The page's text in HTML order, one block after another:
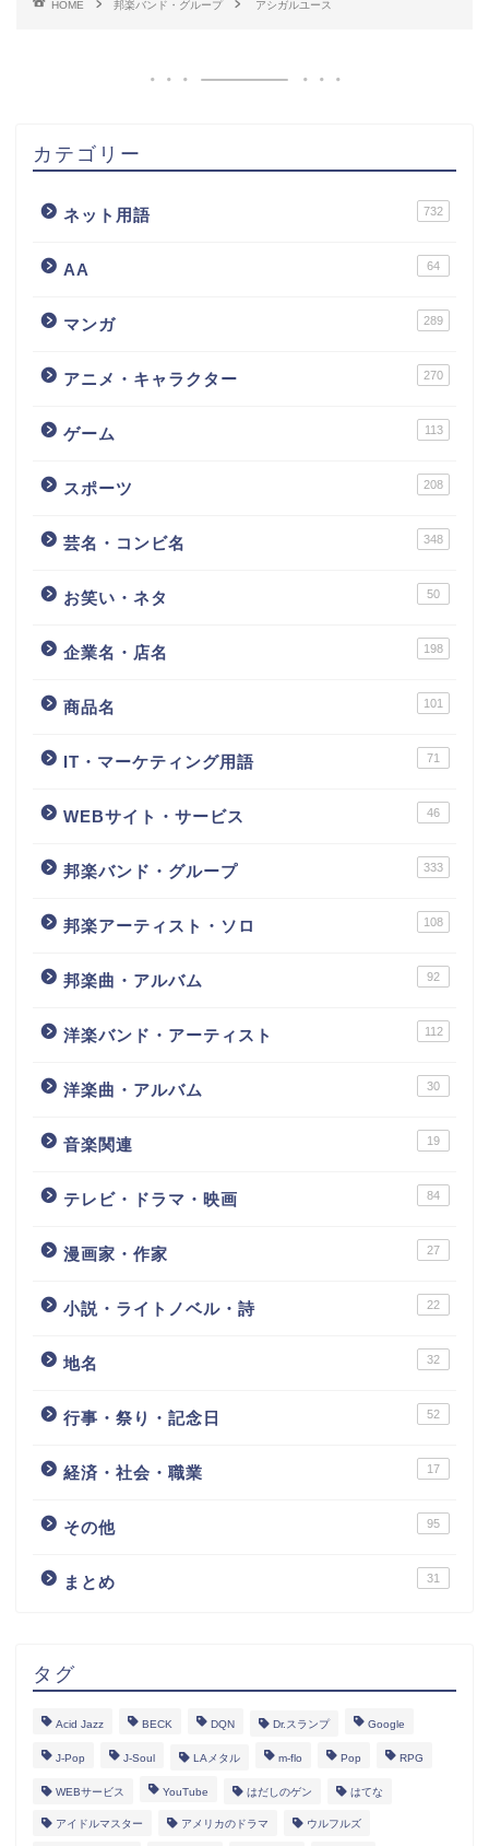
HOME 邦楽バンド・グループ アシガルユース
カテゴリー
ネット用語 732
AA 64
マンガ 289
アニメ・キャラクター 270
ゲーム 113
スポーツ 208
芸名・コンビ名 348
お笑い・ネタ 50
企業名・店名 198
商品名 101
IT・マーケティング用語 71
WEBサイト・サービス 46
邦楽バンド・グループ 333
邦楽アーティスト・ソロ 108
邦楽曲・アルバム 92
洋楽バンド・アーティスト 112
洋楽曲・アルバム 30
音楽関連 19
テレビ・ドラマ・映画 84
漫画家・作家 27
小説・ライトノベル・詩 22
地名 32
行事・祭り・記念日 52
経済・社会・職業 17
その他 95
まとめ 31
タグ
Acid Jazz BECK DQN Dr.スランプ Google
J-Pop J-Soul LAメタル m-flo Pop RPG
WEBサービス YouTube はだしのゲン はてな
アイドルマスター アメリカのドラマ ウルフルズ